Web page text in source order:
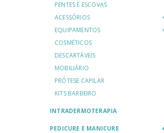
PENTES E ESCOVAS
ACESSÓRIOS
EQUIPAMENTOS
COSMÉTICOS
DESCARTÁVEIS
MOBILIÁRIO
PRÓTESE CAPILAR
KITS BARBEIRO
INTRADERMOTERAPIA
PEDICURE E MANICURE